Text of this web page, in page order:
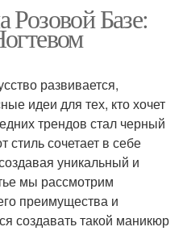
Базе:
развивается,
идеи для тех, кто хочет
трендов стал черный
стиль сочетает в себе
уникальный и
мы рассмотрим
преимущества и
создавать такой маникюр